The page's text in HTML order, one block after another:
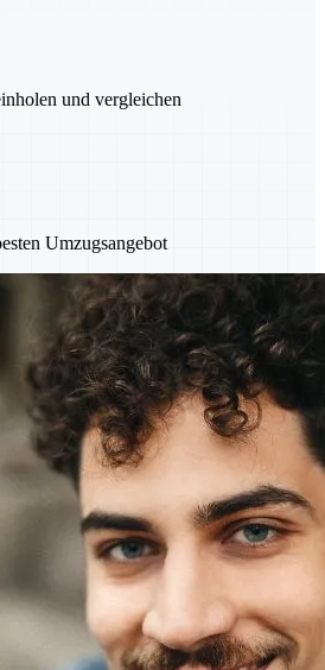
und vergleichen
Umzugsangebot